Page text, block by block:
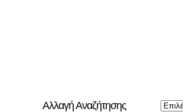
Αλλαγή Αναζήτησης